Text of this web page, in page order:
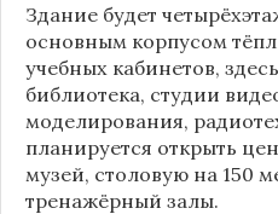
Здание будет
основным корпусом
учебных кабинетов,
библиотека, студии
моделирования,
планируется открыть
музей, столовую на 150
тренажёрный залы.